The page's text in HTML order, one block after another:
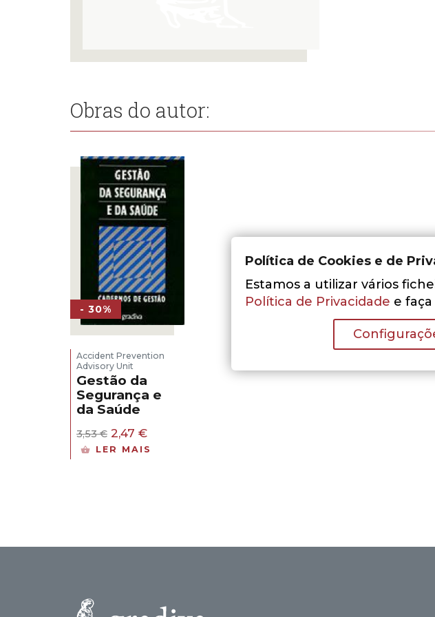
Obras do autor:
- 30%
Accident Prevention
Advisory Unit
Gestão da
Segurança e
da Saúde
3,53€ O
preço
2,47 €O
preço
LER MAIS
Política de Cookies e de
Estamos a utilizar vários
Política de Privacidade e